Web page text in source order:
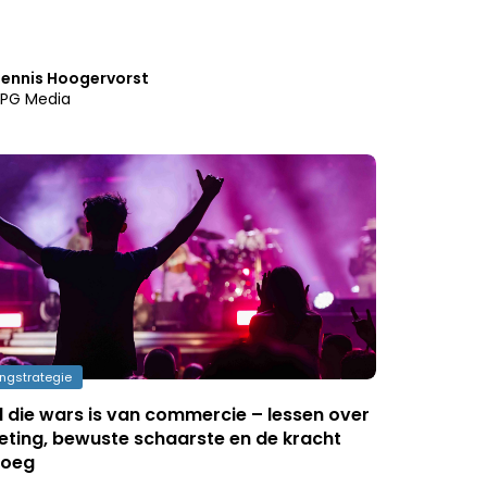
Hoogervorst
Media
die wars is van commercie – lessen over
bewuste schaarste en de kracht